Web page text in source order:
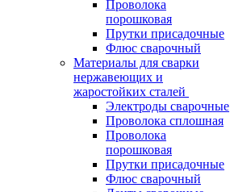
Проволока
порошковая
Прутки присадочные
Флюс сварочный
Материалы для сварки
нержавеющих и
жаростойких сталей
Электроды сварочные
Проволока сплошная
Проволока
порошковая
Прутки присадочные
Флюс сварочный